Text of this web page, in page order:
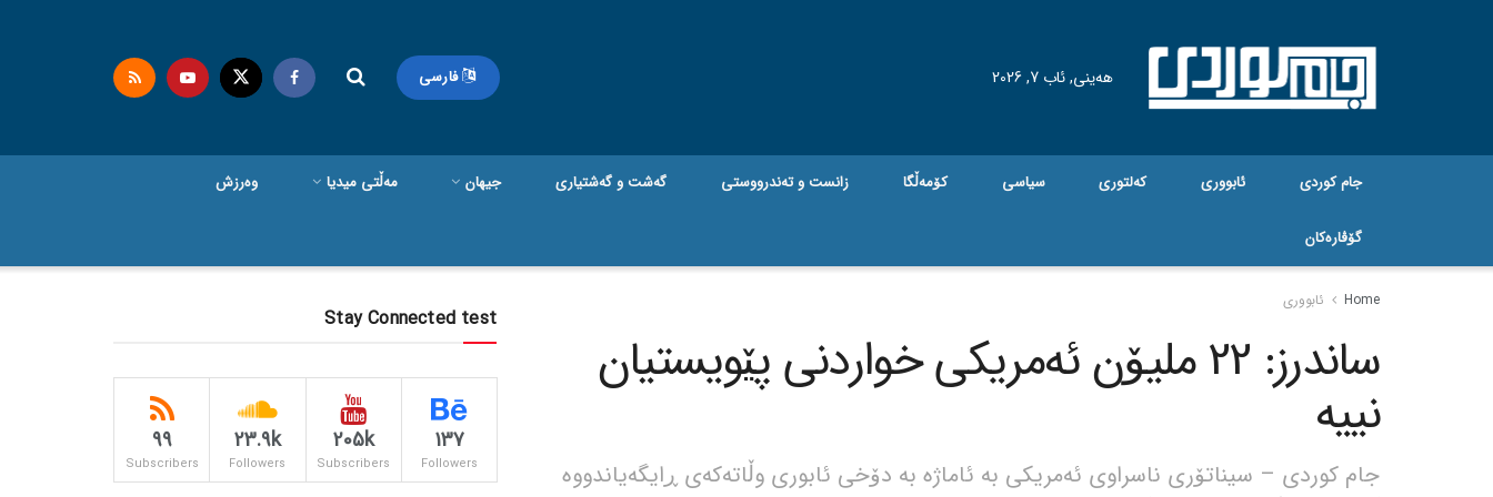
هه‌ینی, ئاب 7, 2026 فارسی
جام کوردی ئابووری کەلتوری سیاسی کۆمەڵگا زانست و تەندرووستی گه‌شت و گه‌شتیاری جیهان مەڵتی میدیا وەرزش
گۆڤاره‌کان
Home ئابووری
ساندرز: 22 ملیۆن ئەمریکی خواردنی پێویستیان
نییە
جام کوردی – سیناتۆری ناسراوی ئەمریکی بە ئاماژە بە دۆخی ئابوری وڵاتەکەی ڕایگەیاندووە
Stay Connected test
137
Followers
205k
Subscribers
23.9k
Followers
99
Subscribers